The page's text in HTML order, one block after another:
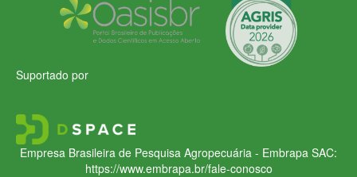
Suportado por
Empresa Brasileira de Pesquisa Agropecuária - Embrapa SAC:
https://www.embrapa.br/fale-conosco